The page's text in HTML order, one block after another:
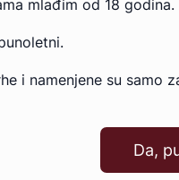
mlađim od 18 godina.
i namenjene su samo
Da,